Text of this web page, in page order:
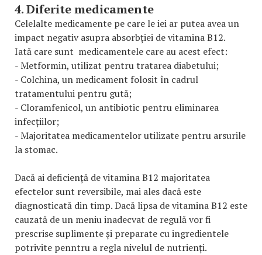
4. Diferite medicamente
Celelalte medicamente pe care le iei ar putea avea un
impact negativ asupra absorbției de vitamina B12.
Iată care sunt medicamentele care au acest efect:
- Metformin, utilizat pentru tratarea diabetului;
- Colchina, un medicament folosit în cadrul
tratamentului pentru gută;
- Cloramfenicol, un antibiotic pentru eliminarea
infecțiilor;
- Majoritatea medicamentelor utilizate pentru arsurile
la stomac.
Dacă ai deficiență de vitamina B12 majoritatea
efectelor sunt reversibile, mai ales dacă este
diagnosticată din timp. Dacă lipsa de vitamina B12 este
cauzată de un meniu inadecvat de regulă vor fi
prescrise suplimente și preparate cu ingredientele
potrivite penntru a regla nivelul de nutrienți.